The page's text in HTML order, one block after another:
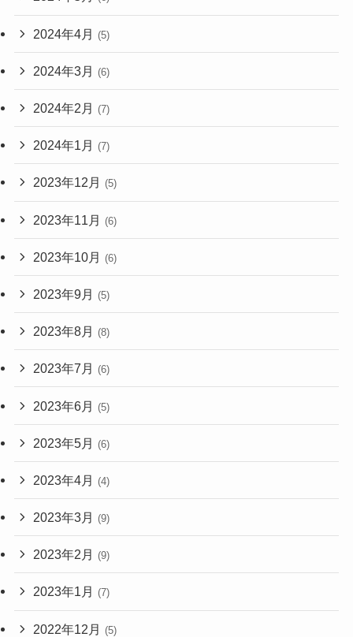
2024年4月 (5)
2024年3月 (6)
2024年2月 (7)
2024年1月 (7)
2023年12月 (5)
2023年11月 (6)
2023年10月 (6)
2023年9月 (5)
2023年8月 (8)
2023年7月 (6)
2023年6月 (5)
2023年5月 (6)
2023年4月 (4)
2023年3月 (9)
2023年2月 (9)
2023年1月 (7)
2022年12月 (5)